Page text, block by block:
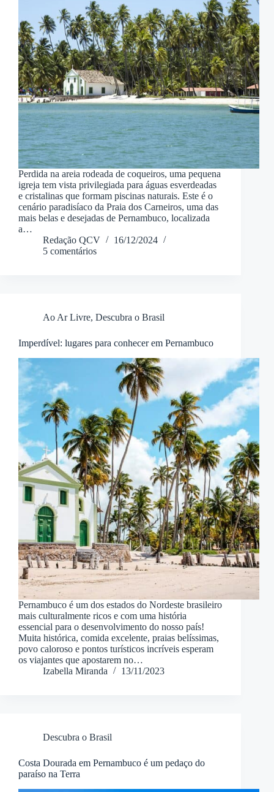
Perdida na areia rodeada de coqueiros, uma pequena
igreja tem vista privilegiada para águas esverdeadas
e cristalinas que formam piscinas naturais. Este é o
cenário paradisíaco da Praia dos Carneiros, uma das
mais belas e desejadas de Pernambuco, localizada
a…
Redação QCV
16/12/2024
5 comentários
Ao Ar Livre, Descubra o Brasil
Imperdível: lugares para conhecer em Pernambuco
Pernambuco é um dos estados do Nordeste brasileiro
mais culturalmente ricos e com uma história
essencial para o desenvolvimento do nosso país!
Muita histórica, comida excelente, praias belíssimas,
povo caloroso e pontos turísticos incríveis esperam
os viajantes que apostarem no…
Izabella Miranda
13/11/2023
Descubra o Brasil
Costa Dourada em Pernambuco é um pedaço do
paraíso na Terra